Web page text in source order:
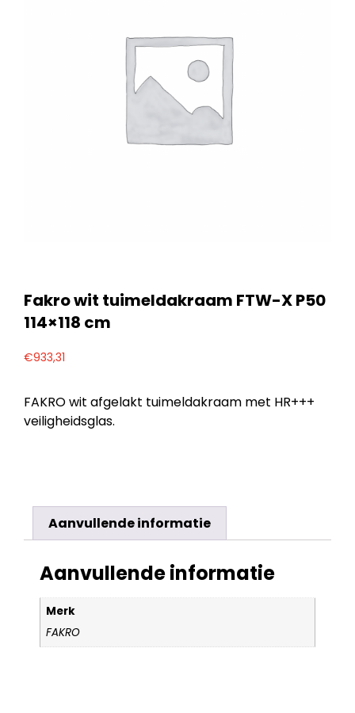
Fakro wit tuimeldakraam FTW-X P50
114×118 cm
€933,31
FAKRO wit afgelakt tuimeldakraam met HR+++
veiligheidsglas.
Aanvullende informatie
Aanvullende informatie
Merk
FAKRO